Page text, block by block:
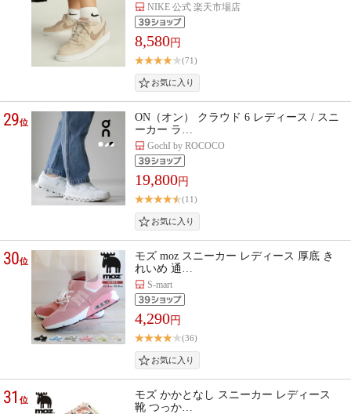
NIKE 公式 楽天市場店
8,580円
(71)
29位
ON（オン） クラウド 6 レディース / スニ
ーカー ラ…
GochI by ROCOCO
19,800円
(11)
30位
モズ moz スニーカー レディース 厚底 き
れいめ 通…
S-mart
4,290円
(36)
31位
モズ かかとなし スニーカー レディース
靴 つっか…